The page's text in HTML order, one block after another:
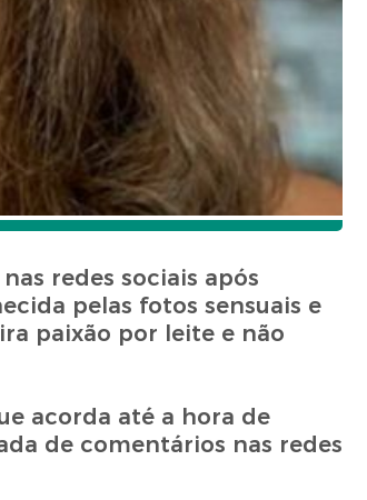
redes sociais após
pelas fotos sensuais e
paixão por leite e não
acorda até a hora de
de comentários nas redes